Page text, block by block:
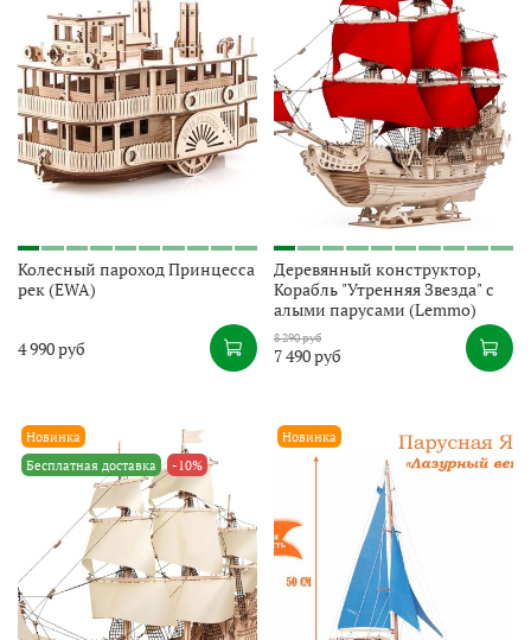
Колесный пароход Принцесса
рек (EWA)
4 990 руб
Деревянный конструктор,
Корабль "Утренняя Звезда" с
алыми парусами (Lemmo)
8 290 руб
7 490 руб
Новинка
Бесплатная доставка
-10%
Новинка